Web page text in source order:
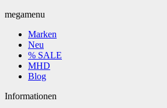
megamenu
Marken
Neu
% SALE
MHD
Blog
Informationen